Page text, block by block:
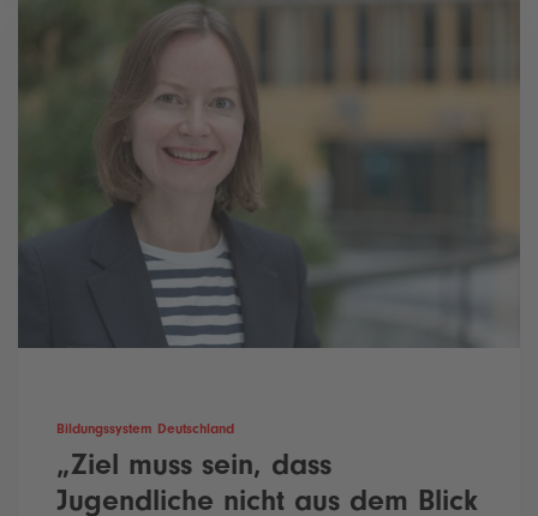
Bildungssystem Deutschland
„Ziel muss sein, dass
Jugendliche nicht aus dem Blick